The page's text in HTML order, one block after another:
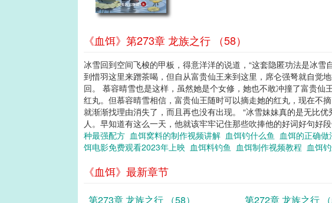
《血饵》第273章 龙族之行 （58）
冰雪回到空间飞梭的甲板，得意洋洋的说道，“这套隐匿功法是冰
到惜羽这里来蹭茶喝，但自从富贵仙王来到这里，席仑强弩就自觉
回。 慕容晴雪也是这样，虽然她是个女修，她也不敢冲撞了富贵
红丸。但慕容晴雪相信，富贵仙王随时可以摘走她的红丸，现在不
就渐渐找理由消失了，而且再也没有出现。 “冰雪妹妹真的是无比
人。早知道有这么一天，他就该牢牢记住那些吹捧他的好词好句好
种最强配方 血饵窝料的制作视频讲解 血饵钓什么鱼 血饵的正确做
饵电影免费观看2023年上映 血饵料钓鱼 血饵制作视频教程 血饵
《血饵》最新章节
第273章 龙族之行 （58） 第272章 龙族之行 （